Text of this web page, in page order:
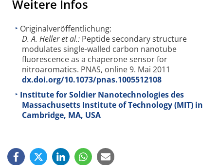
Weitere Infos
Originalveröffentlichung:
D. A. Heller et al.: Peptide secondary structure
modulates single-walled carbon nanotube
fluorescence as a chaperone sensor for
nitroaromatics. PNAS, online 9. Mai 2011
dx.doi.org/10.1073/pnas.1005512108
Institute for Soldier Nanotechnologies des
Massachusetts Institute of Technology (MIT) in
Cambridge, MA, USA